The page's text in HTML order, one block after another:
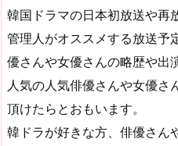
韓国ドラマの日本初放送や再
管理人がオススメする放送予
優さんや女優さんの略歴や出
人気の人気俳優さんや女優さ
頂けたらとおもいます。
韓ドラが好きな方、俳優さん